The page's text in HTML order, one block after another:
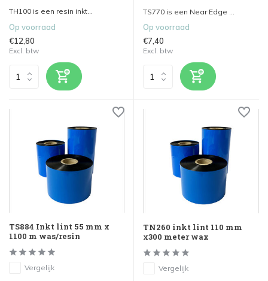
TH100 is een resin inkt...
Op voorraad
€12,80
Excl. btw
TS770 is een Near Edge ...
Op voorraad
€7,40
Excl. btw
TS884 Inkt lint 55 mm x
1100 m was/resin
Vergelijk
TN260 inkt lint 110 mm
x300 meter wax
Vergelijk